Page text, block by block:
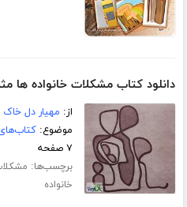
دانلود کتاب مشکلات خانواده ها
از: مهیار دل خاک
موضوع:کتاب‌های
۷ صفحه
برچسب‌ها:
خانواده